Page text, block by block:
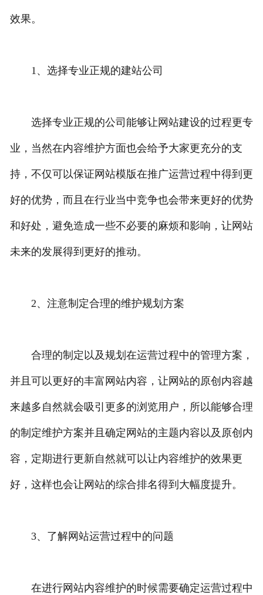
效果。
1、选择专业正规的建站公司
选择专业正规的公司能够让网站建设的过程更专
业，当然在内容维护方面也会给予大家更充分的支
持，不仅可以保证网站模版在推广运营过程中得到更
好的优势，而且在行业当中竞争也会带来更好的优势
和好处，避免造成一些不必要的麻烦和影响，让网站
未来的发展得到更好的推动。
2、注意制定合理的维护规划方案
合理的制定以及规划在运营过程中的管理方案，
并且可以更好的丰富网站内容，让网站的原创内容越
来越多自然就会吸引更多的浏览用户，所以能够合理
的制定维护方案并且确定网站的主题内容以及原创内
容，定期进行更新自然就可以让内容维护的效果更
好，这样也会让网站的综合排名得到大幅度提升。
3、了解网站运营过程中的问题
在进行网站内容维护的时候需要确定运营过程中